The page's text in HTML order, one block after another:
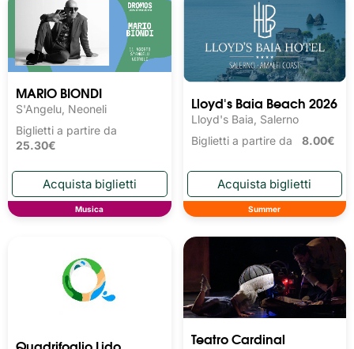
MARIO BIONDI
S'Angelu, Neoneli
Biglietti a partire da
25.30€
Musica
Lloyd's Baia Beach 2026
Lloyd's Baia, Salerno
Biglietti a partire da 8.00€
Summer
Teatro Cardinal